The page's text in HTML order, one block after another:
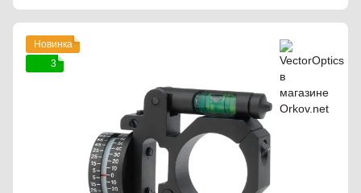
Новинка
3